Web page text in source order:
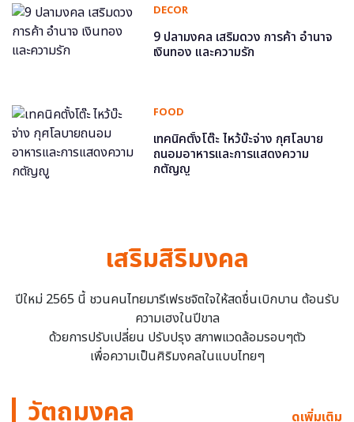
DECOR
9 ปลามงคล เสริมดวง การค้า อำนาจ
เงินทอง และความรัก
FOOD
เทคนิคตั้งโต๊ะ ไหว้บ๊ะจ่าง กุศโลบาย
ถนอมอาหารและการแสดงความ
กตัญญู
เสริมสิริมงคล
ปีใหม่ 2565 นี้ ชวนคนไทยมารีเฟรชจิตใจให้สดชื่นเบิกบาน ต้อนรับ
ความเฮงในปีขาล
ด้วยการปรับเปลี่ยน ปรับปรุง สภาพแวดล้อมรอบๆตัว
เพื่อความเป็นศิริมงคลในแบบไทยๆ
วัตถุมงคล ดูเพิ่มเติม